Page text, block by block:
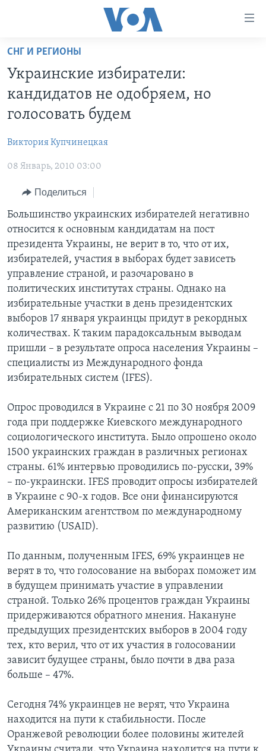
Перейти
основной
контент
основной
навигации
Перейти
поиск
ПРОГРАММЫ
ИТОГИ
ПОЧЕМУ ЭТО ВАЖНО?
ДИСКУССИЯ VOA
ДЕТАЛИ
НЬЮ-ЙОРК NEW YORK
АМЕРИКА. БОЛЬШОЕ ПУТЕШЕСТВИЕ
НАША АМЕРИКАНСКАЯ ИСТОРИЯ
А КАК В АМЕРИКЕ?
АРТЕФАКТЫ
АМЕРИКАНСКИЕ ГОРОДКИ
ТЕСТЫ
ИНТЕРВЬЮ
ФАКТЫ ПРОТИВ ФЕЙКОВ
ЗА СВОБОДУ ПРЕССЫ
УЧИМ АНГЛИЙСКИЙ
ВИДЕО
ПОДПИСКА НА НОВОСТИ
Learning English
СОЦИАЛЬНЫЕ СЕТИ
Языки
СНГ И РЕГИОНЫ
Украинские избиратели:
кандидатов не одобряем, но
голосовать будем
Виктория Купчинецкая
08 Январь, 2010 03:00
Поделиться
Большинство украинских избирателей негативно
относится к основным кандидатам на пост
президента Украины, не верит в то, что от их,
избирателей, участия в выборах будет зависеть
управление страной, и разочаровано в
политических институтах страны. Однако на
избирательные участки в день президентских
выборов 17 января украинцы придут в рекордных
количествах. К таким парадоксальным выводам
пришли – в результате опроса населения Украины –
специалисты из Международного фонда
избирательных систем (IFES).
Опрос проводился в Украине с 21 по 30 ноября 2009
года при поддержке Киевского международного
социологического института. Было опрошено около
1500 украинских граждан в различных регионах
страны. 61% интервью проводились по-русски, 39%
– по-украински. IFES проводит опросы избирателей
в Украине с 90-х годов. Все они финансируются
Американским агентством по международному
развитию (USAID).
По данным, полученным IFES, 69% украинцев не
верят в то, что голосование на выборах поможет им
в будущем принимать участие в управлении
страной. Только 26% процентов граждан Украины
придерживаются обратного мнения. Накануне
предыдущих президентских выборов в 2004 году
тех, кто верил, что от их участия в голосовании
зависит будущее страны, было почти в два раза
больше – 47%.
Сегодня 74% украинцев не верят, что Украина
находится на пути к стабильности. После
Оранжевой революции более половины жителей